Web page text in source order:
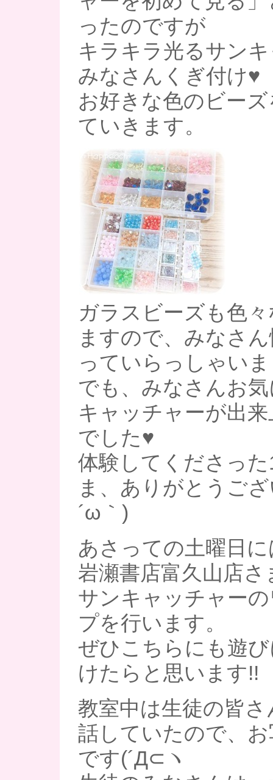
ったのですが
キラキラ光るサン
みなさんくぎ付け♥
お好きな色のビー
ていきます。
ガラスビーズも色
ますので、みなさ
っていらっしゃい
でも、みなさんお
キャッチャーが出
でした♥
体験してくださっ
ま、ありがとうご
´ω｀)
あさっての土曜日
岩瀬書店富久山店さ
サンキャッチャー
プを行います。
ぜひこちらにも遊
けたらと思います!!
教室中は生徒の皆
話していたので、
です(´Д⊂ヽ